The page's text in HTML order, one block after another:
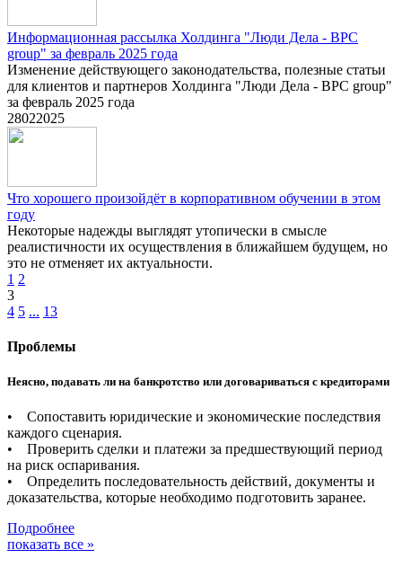
Информационная рассылка Холдинга "Люди Дела - BPC
group" за февраль 2025 года
Изменение действующего законодательства, полезные статьи
для клиентов и партнеров Холдинга "Люди Дела - BPC group"
за февраль 2025 года
28022025
Что хорошего произойдёт в корпоративном обучении в этом
году
Некоторые надежды выглядят утопически в смысле
реалистичности их осуществления в ближайшем будущем, но
это не отменяет их актуальности.
1 2
3
4 5 ... 13
Проблемы
Неясно, подавать ли на банкротство или договариваться с кредиторами
• Сопоставить юридические и экономические последствия
каждого сценария.
• Проверить сделки и платежи за предшествующий период
на риск оспаривания.
• Определить последовательность действий, документы и
доказательства, которые необходимо подготовить заранее.
Подробнее
показать все »